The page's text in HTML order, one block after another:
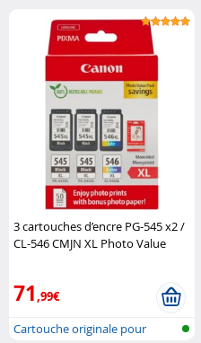
3 cartouches d’encre PG-545 x2 /
CL-546 CMJN XL Photo Value
71,99€
Cartouche originale pour